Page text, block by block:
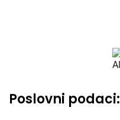
Poslovni podaci: